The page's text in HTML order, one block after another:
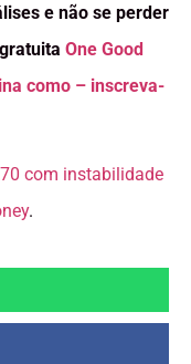
e não se perder
One Good
como – inscreva-
com instabilidade
.